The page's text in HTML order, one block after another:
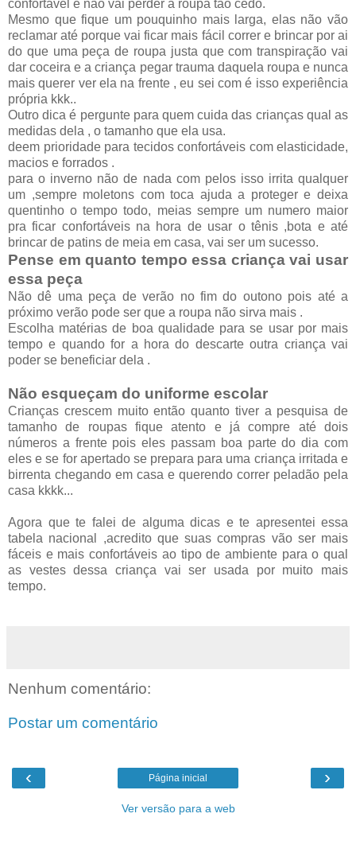
confortável e não vai perder a roupa tão cedo.
Mesmo que fique um pouquinho mais larga, elas não vão
reclamar até porque vai ficar mais fácil correr e brincar por ai
do que uma peça de roupa justa que com transpiração vai
dar coceira e a criança pegar trauma daquela roupa e nunca
mais querer ver ela na frente , eu sei com é isso experiência
própria kkk..
Outro dica é pergunte para quem cuida das crianças qual as
medidas dela , o tamanho que ela usa.
deem prioridade para tecidos confortáveis com elasticidade,
macios e forrados .
para o inverno não de nada com pelos isso irrita qualquer
um ,sempre moletons com toca ajuda a proteger e deixa
quentinho o tempo todo, meias sempre um numero maior
pra ficar confortáveis na hora de usar o tênis ,bota e até
brincar de patins de meia em casa, vai ser um sucesso.
Pense em quanto tempo essa criança vai usar
essa peça
Não dê uma peça de verão no fim do outono pois até a
próximo verão pode ser que a roupa não sirva mais .
Escolha matérias de boa qualidade para se usar por mais
tempo e quando for a hora do descarte outra criança vai
poder se beneficiar dela .
Não esqueçam do uniforme escolar
Crianças crescem muito então quanto tiver a pesquisa de
tamanho de roupas fique atento e já compre até dois
números a frente pois eles passam boa parte do dia com
eles e se for apertado se prepara para uma criança irritada e
birrenta chegando em casa e querendo correr peladão pela
casa kkkk...
Agora que te falei de alguma dicas e te apresentei essa
tabela nacional ,acredito que suas compras vão ser mais
fáceis e mais confortáveis ao tipo de ambiente para o qual
as vestes dessa criança vai ser usada por muito mais
tempo.
Nenhum comentário:
Postar um comentário
‹ ›
Página inicial
Ver versão para a web